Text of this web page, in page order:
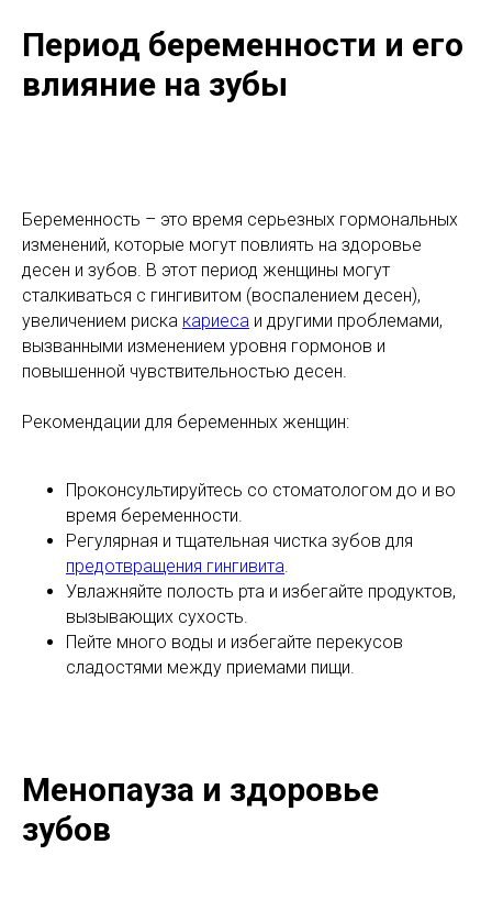
Период беременности и его
влияние на зубы
Беременность – это время серьезных гормональных
изменений, которые могут повлиять на здоровье
десен и зубов. В этот период женщины могут
сталкиваться с гингивитом (воспалением десен),
увеличением риска кариеса и другими проблемами,
вызванными изменением уровня гормонов и
повышенной чувствительностью десен.
Рекомендации для беременных женщин:
Проконсультируйтесь со стоматологом до и во
время беременности.
Регулярная и тщательная чистка зубов для
предотвращения гингивита.
Увлажняйте полость рта и избегайте продуктов,
вызывающих сухость.
Пейте много воды и избегайте перекусов
сладостями между приемами пищи.
Менопауза и здоровье
зубов